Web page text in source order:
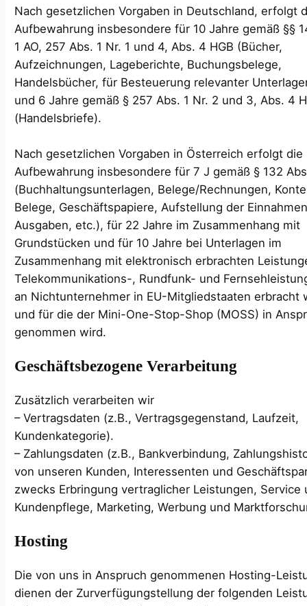
Nach gesetzlichen Vorgaben in Deutschland, erfolgt
Aufbewahrung insbesondere für 10 Jahre gemäß §§
1 AO, 257 Abs. 1 Nr. 1 und 4, Abs. 4 HGB (Bücher,
Aufzeichnungen, Lageberichte, Buchungsbelege,
Handelsbücher, für Besteuerung relevanter
und 6 Jahre gemäß § 257 Abs. 1 Nr. 2 und 3, Abs. 4
(Handelsbriefe).
Nach gesetzlichen Vorgaben in Österreich erfolgt die
Aufbewahrung insbesondere für 7 J gemäß § 132
(Buchhaltungsunterlagen, Belege/Rechnungen,
Belege, Geschäftspapiere, Aufstellung der
Ausgaben, etc.), für 22 Jahre im Zusammenhang mit
Grundstücken und für 10 Jahre bei Unterlagen im
Zusammenhang mit elektronisch erbrachten
Telekommunikations-, Rundfunk- und
an Nichtunternehmer in EU-Mitgliedstaaten erbracht
und für die der Mini-One-Stop-Shop (MOSS) in
genommen wird.
Geschäftsbezogene Verarbeitung
Zusätzlich verarbeiten wir
– Vertragsdaten (z.B., Vertragsgegenstand, Laufzeit,
Kundenkategorie).
– Zahlungsdaten (z.B., Bankverbindung,
von unseren Kunden, Interessenten und
zwecks Erbringung vertraglicher Leistungen, Service
Kundenpflege, Marketing, Werbung und
Hosting
Die von uns in Anspruch genommenen Hosting-
dienen der Zurverfügungstellung der folgenden